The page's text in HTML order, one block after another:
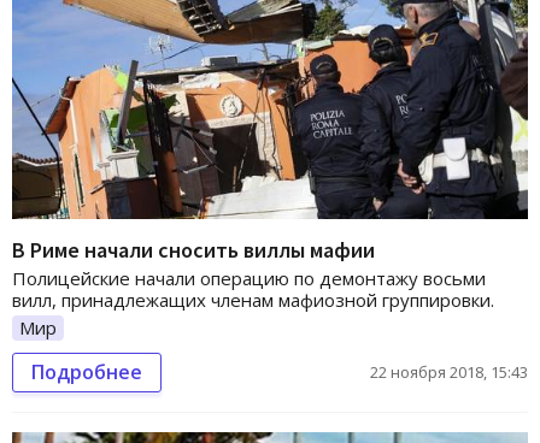
В Риме начали сносить виллы мафии
Полицейские начали операцию по демонтажу восьми
вилл, принадлежащих членам мафиозной группировки.
Мир
Подробнее 22 ноября 2018, 15:43